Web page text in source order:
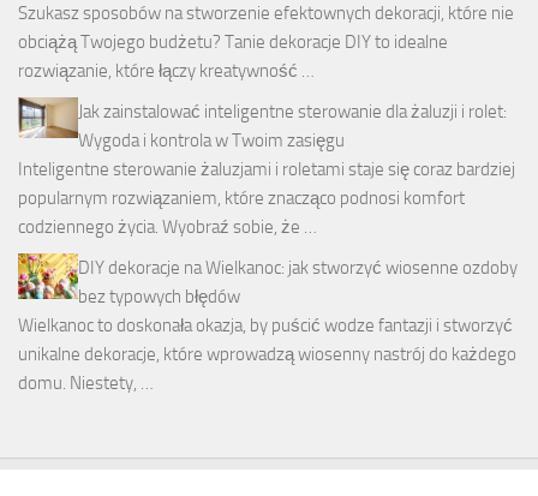
Szukasz sposobów na stworzenie efektownych dekoracji, które nie
obciążą Twojego budżetu? Tanie dekoracje DIY to idealne
rozwiązanie, które łączy kreatywność …
Jak zainstalować inteligentne sterowanie dla żaluzji i rolet:
Wygoda i kontrola w Twoim zasięgu
Inteligentne sterowanie żaluzjami i roletami staje się coraz bardziej
popularnym rozwiązaniem, które znacząco podnosi komfort
codziennego życia. Wyobraź sobie, że …
DIY dekoracje na Wielkanoc: jak stworzyć wiosenne ozdoby
bez typowych błędów
Wielkanoc to doskonała okazja, by puścić wodze fantazji i stworzyć
unikalne dekoracje, które wprowadzą wiosenny nastrój do każdego
domu. Niestety, …